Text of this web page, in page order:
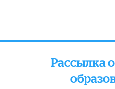
Рассылка